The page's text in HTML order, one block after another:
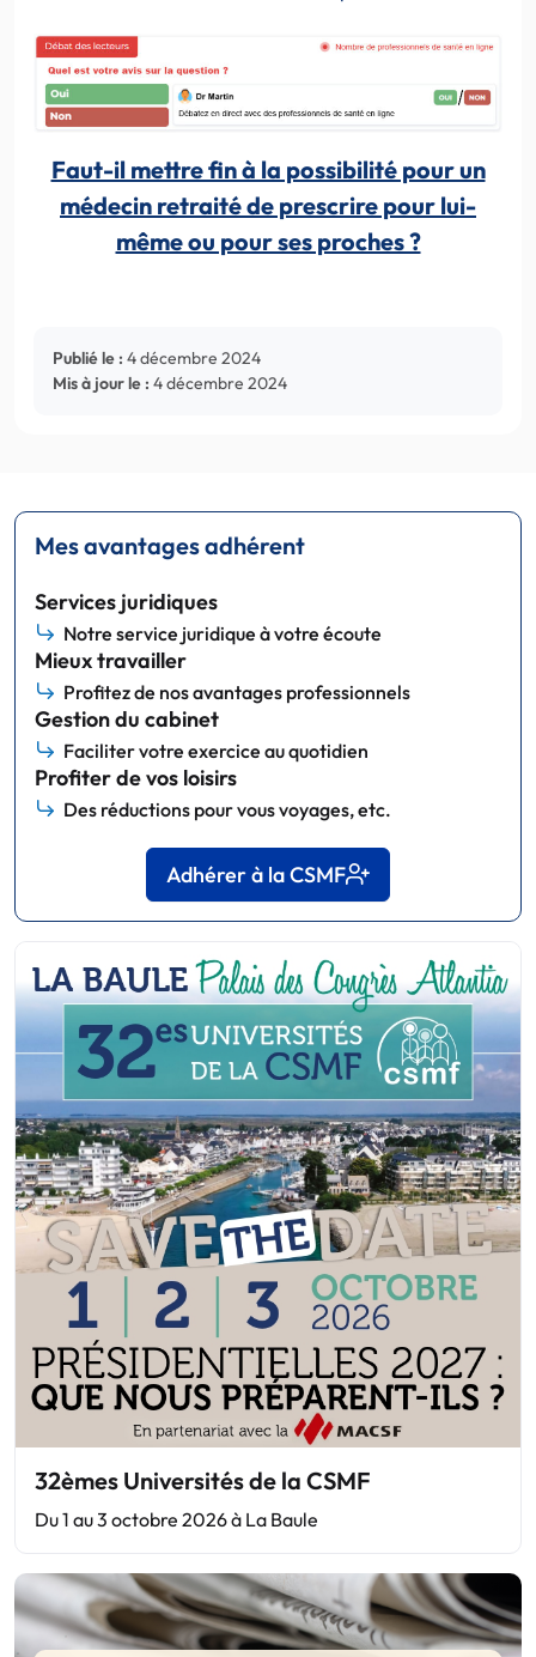
Faut-il mettre fin à la possibilité pour un
médecin retraité de prescrire pour lui-
même ou pour ses proches ?
Publié le : 4 décembre 2024
Mis à jour le : 4 décembre 2024
Mes avantages adhérent
Services juridiques
Notre service juridique à votre écoute
Mieux travailler
Profitez de nos avantages professionnels
Gestion du cabinet
Faciliter votre exercice au quotidien
Profiter de vos loisirs
Des réductions pour vous voyages, etc.
Adhérer à la CSMF
32èmes Universités de la CSMF
Du 1 au 3 octobre 2026 à La Baule